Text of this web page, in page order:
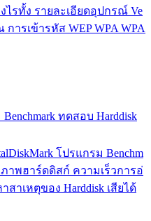
ไรทั้ง รายละเอียดอุปกรณ์ Ve
รเข้ารหัส WEP WPA WPA
ทดสอบ Harddisk
โปรแกรม Benchm
าพฮาร์ดดิสก์ ความเร็วการอ่
สาเหตุของ Harddisk เสียได้